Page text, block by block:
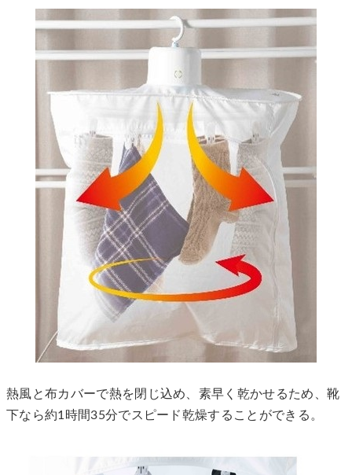
熱風と布カバーで熱を閉じ込め、素早く乾かせるため、靴
下なら約1時間35分でスピード乾燥することができる。